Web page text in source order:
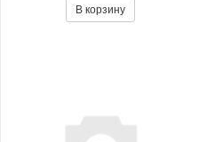
В корзину